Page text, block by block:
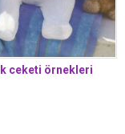
ceketi örnekleri